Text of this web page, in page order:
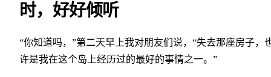
时，好好倾听
“你知道吗，”第二天早上我对朋友们说，“失去那座房子，
许是我在这个岛上经历过的最好的事情之一。”